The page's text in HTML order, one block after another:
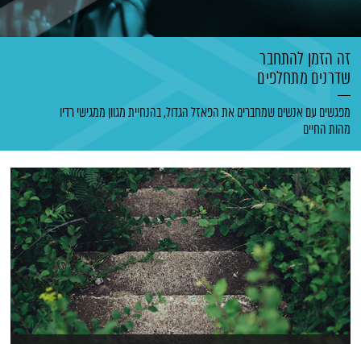
זה הזמן להתחבר
שדרנים מתחלפים
מפגשים עם אנשים שמחברים את הפאזל הגדול, בהנחיית מגוון ממגישי רדיו
מהות החיים